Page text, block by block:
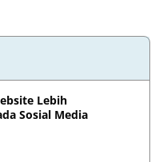
Lebih
Sosial Media